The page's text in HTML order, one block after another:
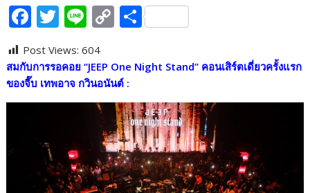
F
ac
e
b
o
k
T
w
itt
er
Li
n
e
C
o
p
y
Li
n
k
S
h
ar
e
Post Views: 604
สมกับการรอคอย “JEEP One Night Stand” คอนเสิร์ตเดี่ยวครั้งแรก
ของจี๊บ เทพอาจ กวินอนันต์ :